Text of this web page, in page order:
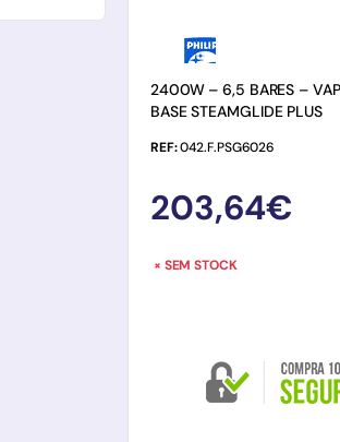
2400W – 6,5 BARES –
BASE STEAMGLIDE PLUS
REF:042.F.PSG6026
203,64€
× SEM STOCK